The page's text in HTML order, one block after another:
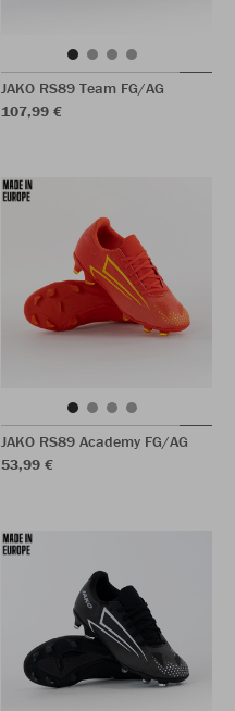
JAKO RS89 Team FG/AG
107,99 €
JAKO RS89 Academy FG/AG
53,99 €